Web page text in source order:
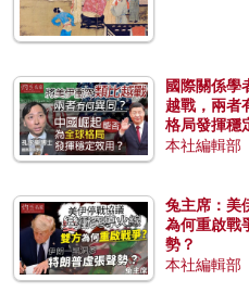
國際關係學
越戰，兩者
格局發揮穩
本社編輯部
兔主席：美
為何重啟戰
勢？
本社編輯部